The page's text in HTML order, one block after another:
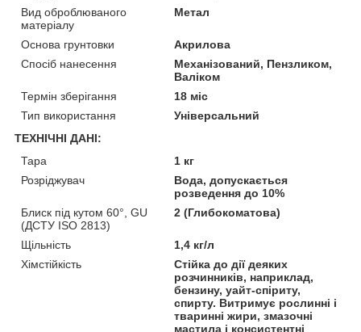
Вид оброблюваного
матеріалу
Метал
Основа грунтовки
Акрилова
Спосіб нанесення
Механізований, Пензликом,
Валіком
Термін зберігання
18 міс
Тип використання
Універсальний
ТЕХНІЧНІ ДАНІ:
Тара
1 кг
Розріджувач
Вода, допускається
розведення до 10%
Блиск під кутом 60°, GU
(ДСТУ ISO 2813)
2 (Глибокоматова)
Щільність
1,4 кг/л
Хімстійкість
Стійка до дії деяких
розчинників, наприклад,
бензину, уайт-спіриту,
спирту. Витримує рослинні і
тваринні жири, змазочні
мастила і консистентні